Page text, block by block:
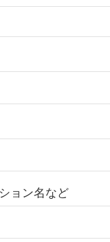
ョン名など